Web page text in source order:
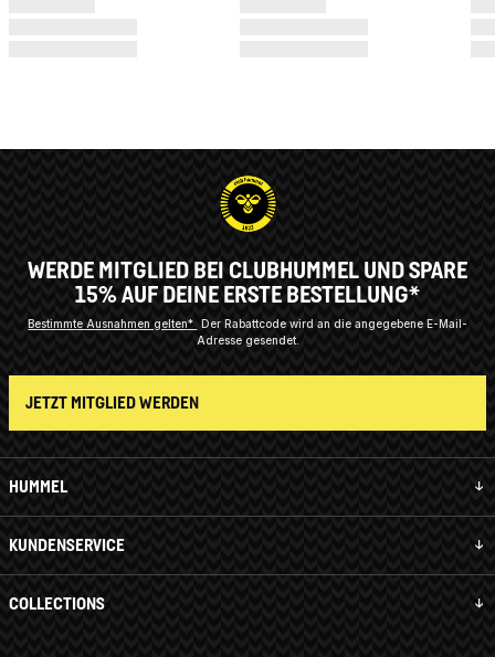
HUMMEL
KUNDENSERVICE
COLLECTIONS
WERDE MITGLIED BEI CLUBHUMMEL UND SPARE
15% AUF DEINE ERSTE BESTELLUNG*
Bestimmte Ausnahmen gelten*
Der Rabattcode wird an die angegebene E-Mail-
Adresse gesendet.
JETZT MITGLIED WERDEN